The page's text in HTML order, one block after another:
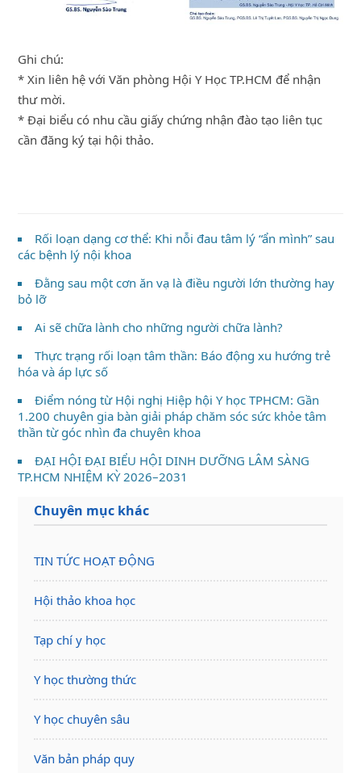
Ghi chú:
* Xin liên hệ với Văn phòng Hội Y Học TP.HCM để nhận
thư mời.
* Đại biểu có nhu cầu giấy chứng nhận đào tạo liên tục
cần đăng ký tại hội thảo.
Rối loạn dạng cơ thể: Khi nỗi đau tâm lý “ẩn mình” sau
các bệnh lý nội khoa
Đằng sau một cơn ăn vạ là điều người lớn thường hay
bỏ lỡ
Ai sẽ chữa lành cho những người chữa lành?
Thực trạng rối loạn tâm thần: Báo động xu hướng trẻ
hóa và áp lực số
Điểm nóng từ Hội nghị Hiệp hội Y học TPHCM: Gần
1.200 chuyên gia bàn giải pháp chăm sóc sức khỏe tâm
thần từ góc nhìn đa chuyên khoa
ĐẠI HỘI ĐẠI BIỂU HỘI DINH DƯỠNG LÂM SÀNG
TP.HCM NHIỆM KỲ 2026–2031
Chuyên mục khác
TIN TỨC HOẠT ĐỘNG
Hội thảo khoa học
Tạp chí y học
Y học thường thức
Y học chuyên sâu
Văn bản pháp quy